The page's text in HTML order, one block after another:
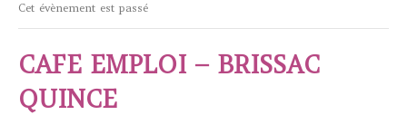
SERVICES CLIENTS
Cet évènement est passé
CAFE EMPLOI – BRISSAC
QUINCE